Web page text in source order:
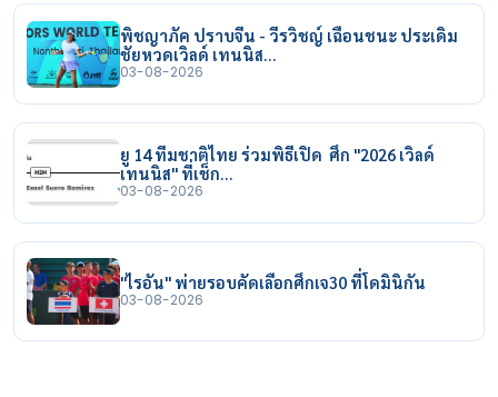
พิชญาภัค ปราบจีน - วีรวิชญ์ เฉือนชนะ ประเดิม
ชัยหวดเวิลด์ เทนนิส…
03-08-2026
ยู 14 ทีมชาติไทย ร่วมพิธีเปิด ศึก "2026 เวิลด์
เทนนิส" ที่เช็ก…
03-08-2026
"ไรอัน" พ่ายรอบคัดเลือกศึกเจ30 ที่โดมินิกัน
03-08-2026